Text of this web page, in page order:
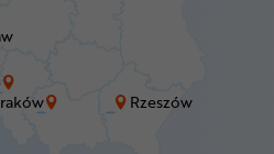
Rzeszów